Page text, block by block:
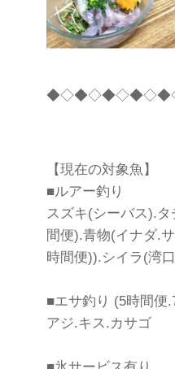
【現在の対象魚】
■ルアー釣り
スズキ(シーバス).
間便).青物(イナダ.
時間便)).シイラ(湾
■エサ釣り (5時間便
アジ.キス.カサゴ